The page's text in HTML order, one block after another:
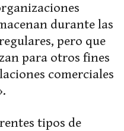
durante las
pero que
para otros fines
comerciales
tipos de